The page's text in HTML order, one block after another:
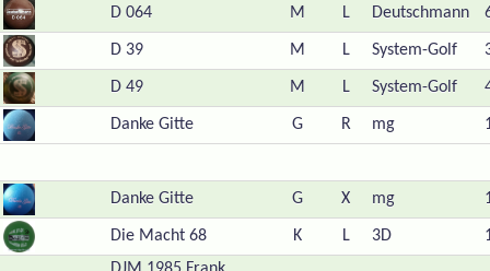
D 064 M L Deutschmann
D 39 M L System-Golf
D 49 M L System-Golf
Danke Gitte G R mg
Danke Gitte G X mg
Die Macht 68 K L 3D